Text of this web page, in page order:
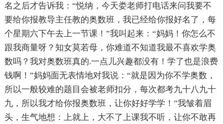
名之后才告诉我：“悦纳，今天娄老师打电话来问我要不
要给你报教导主任教的奥数班，我已经给你报好名了，每
个星期六下午去上一节课！”我叫起来：“妈妈！你怎么不
跟我商量呀？知女莫若母，你难道不知道我最不喜欢学奥
数吗？我对奥数班真的.一点儿兴趣都没有！学了也是浪费
钱啊！”妈妈面无表情地对我说：“就是因为你不学奥数，
所以一般较难的题目会被老师扣分，每次都考九十八九十
九，所以我才给你报奥数班，让你好好学学！”我皱着眉
头，生气地想：上就上，大不了上课我不听，让你不敢再